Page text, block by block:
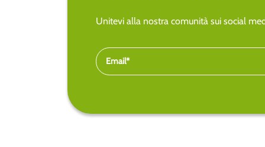
Unitevi alla nostra comunità sui social